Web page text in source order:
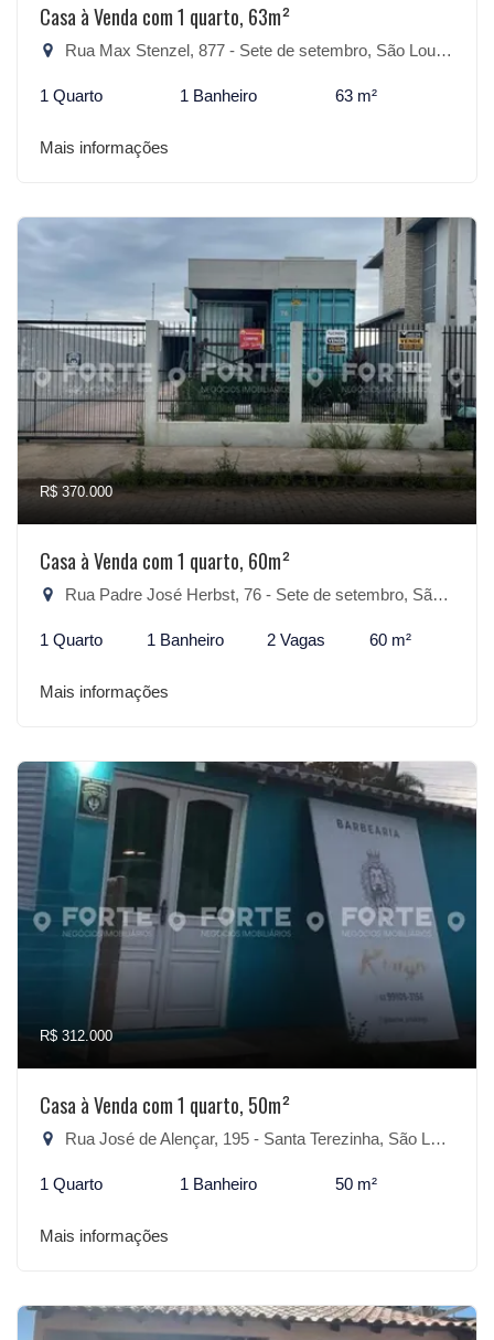
Casa à Venda com 1 quarto, 63m²
Rua Max Stenzel, 877 - Sete de setembro, São Lourenço do Sul-RS
1 Quarto 1 Banheiro 63 m²
Mais informações
R$ 370.000
Casa à Venda com 1 quarto, 60m²
Rua Padre José Herbst, 76 - Sete de setembro, São Lourenço do Sul-RS
1 Quarto 1 Banheiro 2 Vagas 60 m²
Mais informações
R$ 312.000
Casa à Venda com 1 quarto, 50m²
Rua José de Alençar, 195 - Santa Terezinha, São Lourenço do Sul-RS
1 Quarto 1 Banheiro 50 m²
Mais informações